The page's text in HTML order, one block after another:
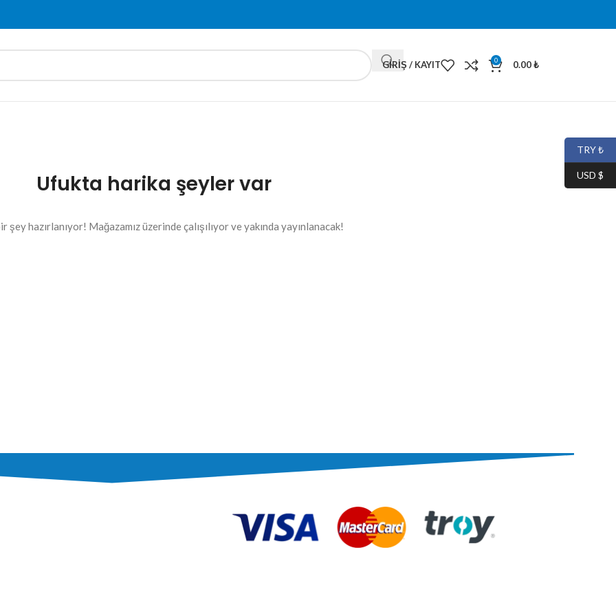
GIRIŞ / KAYIT 0 0.00₺
Ufukta harika şeyler var
şey hazırlanıyor! Mağazamız üzerinde çalışılıyor ve yakında yayınlanacak!
TRY ₺
USD $